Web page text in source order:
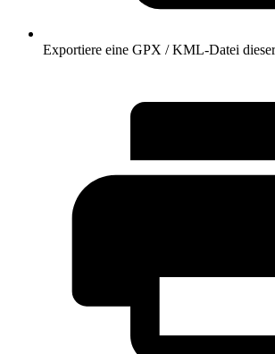
Exportiere eine GPX / KML-Datei